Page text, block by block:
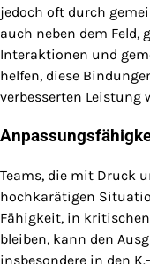
jedoch oft durch
auch neben dem Feld,
Interaktionen und
helfen, diese
verbesserten Leistung
Teams, die mit Druck
hochkarätigen
Fähigkeit, in
bleiben, kann den
insbesondere in den